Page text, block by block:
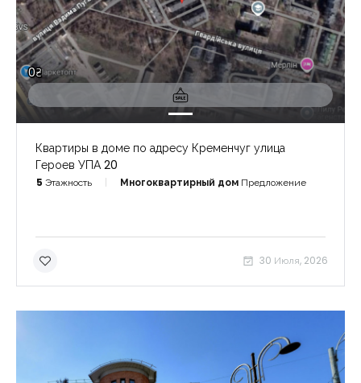
0₴
Квартиры в доме по адресу Кременчуг улица
Героев УПА 20
5 Этажность Многоквартирный дом Предложение
30 Июля, 2026